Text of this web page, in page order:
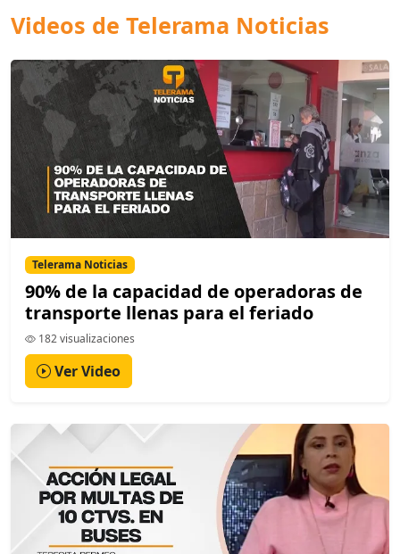
Videos de Telerama Noticias
Telerama Noticias
90% de la capacidad de operadoras de
transporte llenas para el feriado
182 visualizaciones
Ver Video